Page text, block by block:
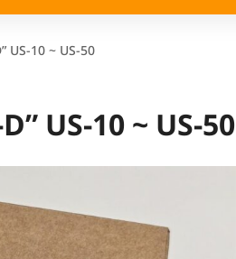
US-10 ~ US-50
US-10 ~ US-50